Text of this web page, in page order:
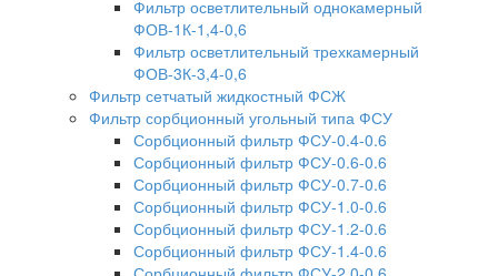
Фильтр осветлительный однокамерный
ФОВ-1К-1,4-0,6
Фильтр осветлительный трехкамерный
ФОВ-3К-3,4-0,6
Фильтр сетчатый жидкостный ФСЖ
Фильтр сорбционный угольный типа ФСУ
Сорбционный фильтр ФСУ-0.4-0.6
Сорбционный фильтр ФСУ-0.6-0.6
Сорбционный фильтр ФСУ-0.7-0.6
Сорбционный фильтр ФСУ-1.0-0.6
Сорбционный фильтр ФСУ-1.2-0.6
Сорбционный фильтр ФСУ-1.4-0.6